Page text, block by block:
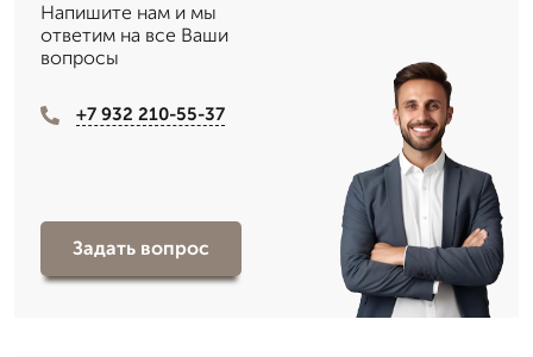
Напишите нам и мы
ответим на все Ваши
вопросы
+7 932 210-55-37
Задать вопрос